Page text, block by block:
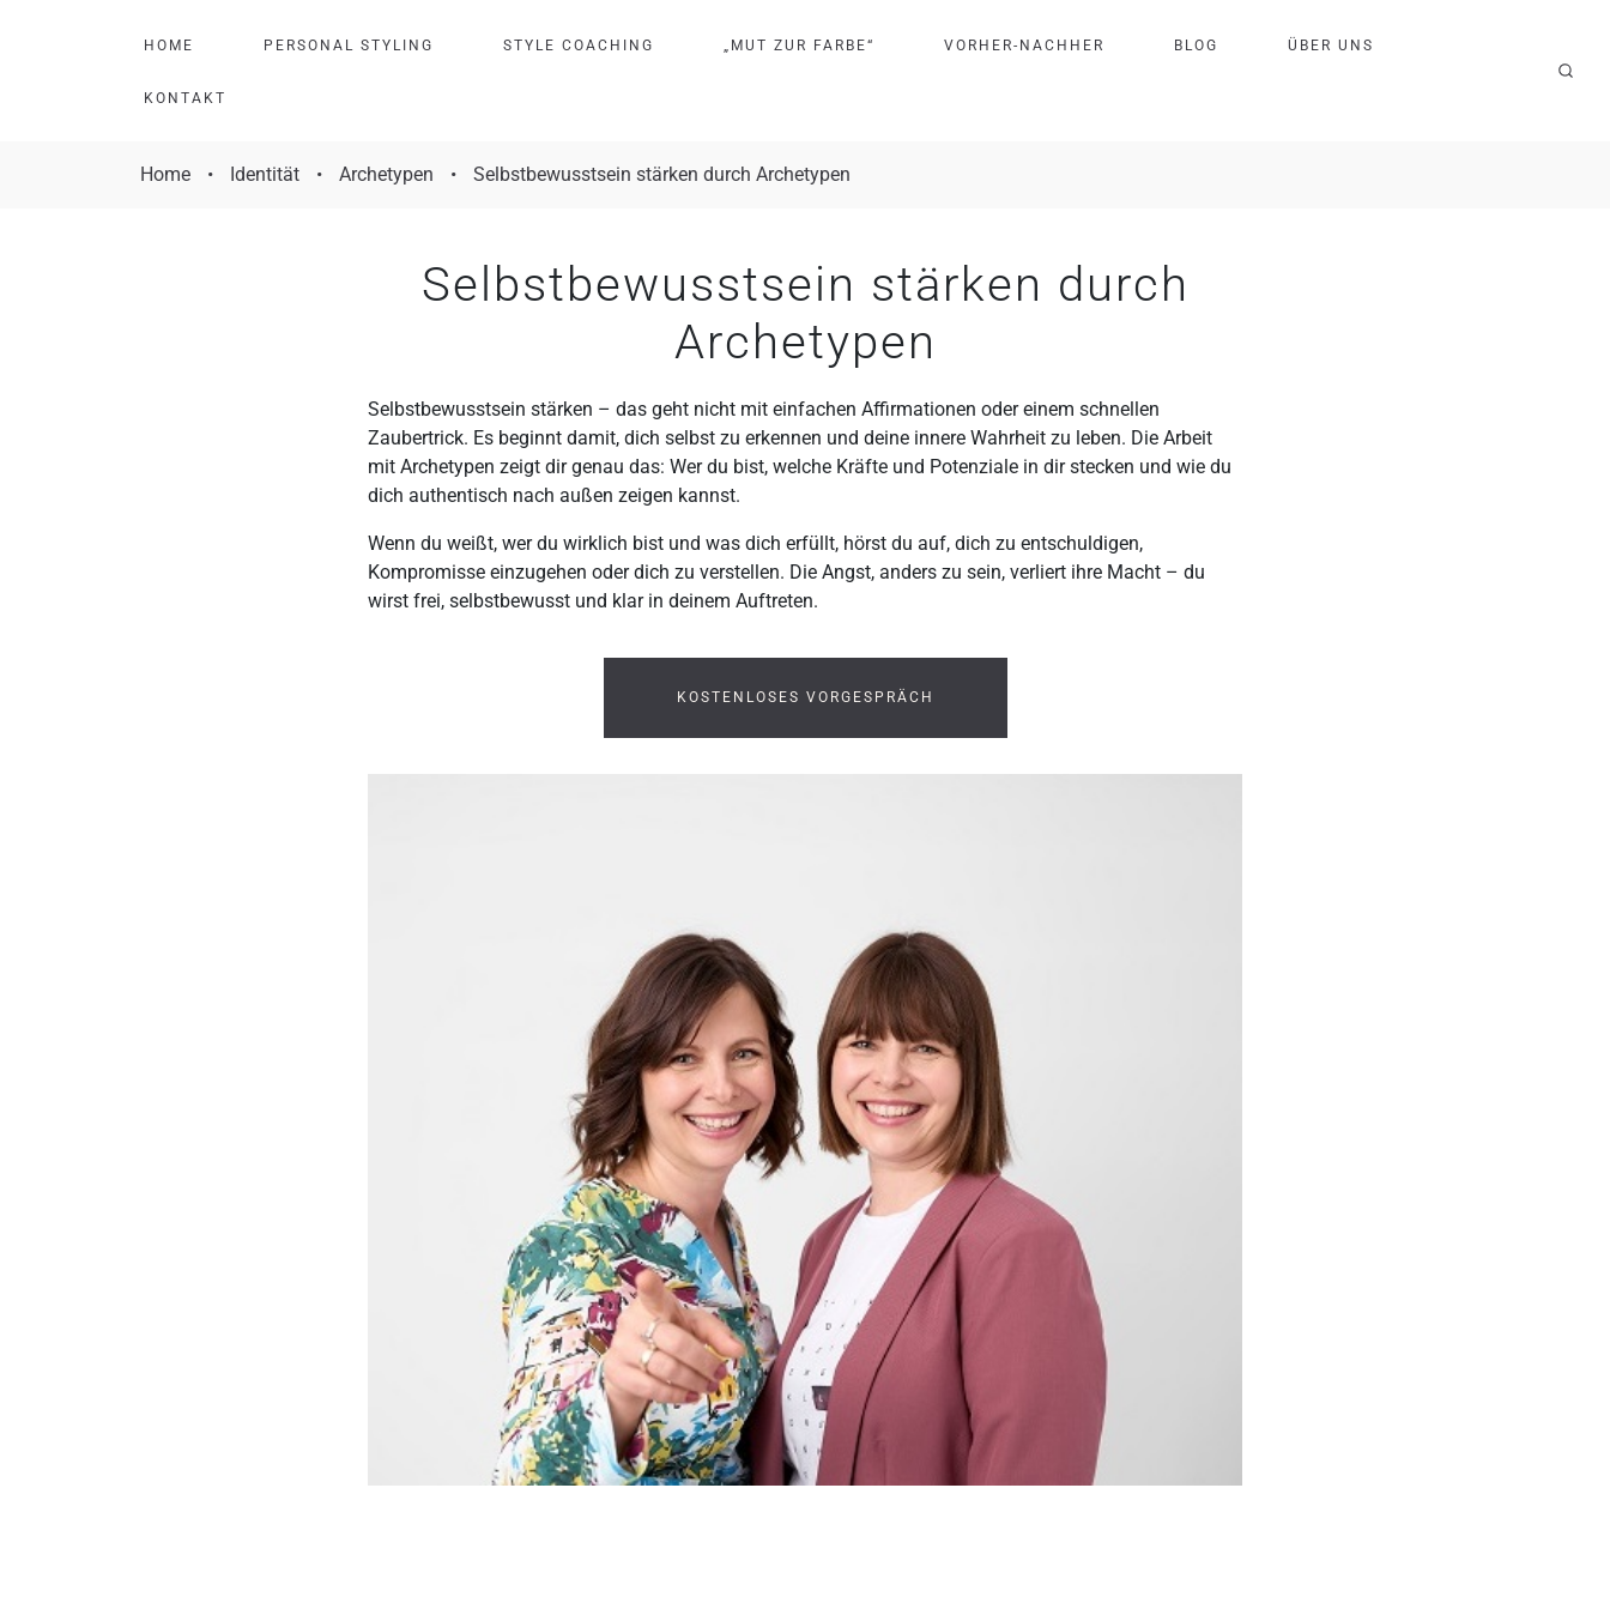
H O M E P E RSO N A L STY L N G STY L E COAC H N G „ M U T ZU R FA R B E“ VO R H E R- N AC H H E R B LOG Ü B E R U N S
KO N TA KT
Home • Identität • Archetypen • Selbstbewusstsein stärken durch Archetypen
Selbstbewusstsein stärken durch
Archetypen
Selbstbewusstsein stärken – das geht nicht mit einfachen Affirmationen oder einem schnellen
Zaubertrick. Es beginnt damit, dich selbst zu erkennen und deine innere Wahrheit zu leben. Die Arbeit
mit Archetypen zeigt dir genau das: Wer du bist, welche Kräfte und Potenziale in dir stecken und wie du
dich authentisch nach außen zeigen kannst.
Wenn du weißt, wer du wirklich bist und was dich erfüllt, hörst du auf, dich zu entschuldigen,
Kompromisse einzugehen oder dich zu verstellen. Die Angst, anders zu sein, verliert ihre Macht – du
wirst frei, selbstbewusst und klar in deinem Auftreten.
KOSTENLOSES VORGESPRÄCH